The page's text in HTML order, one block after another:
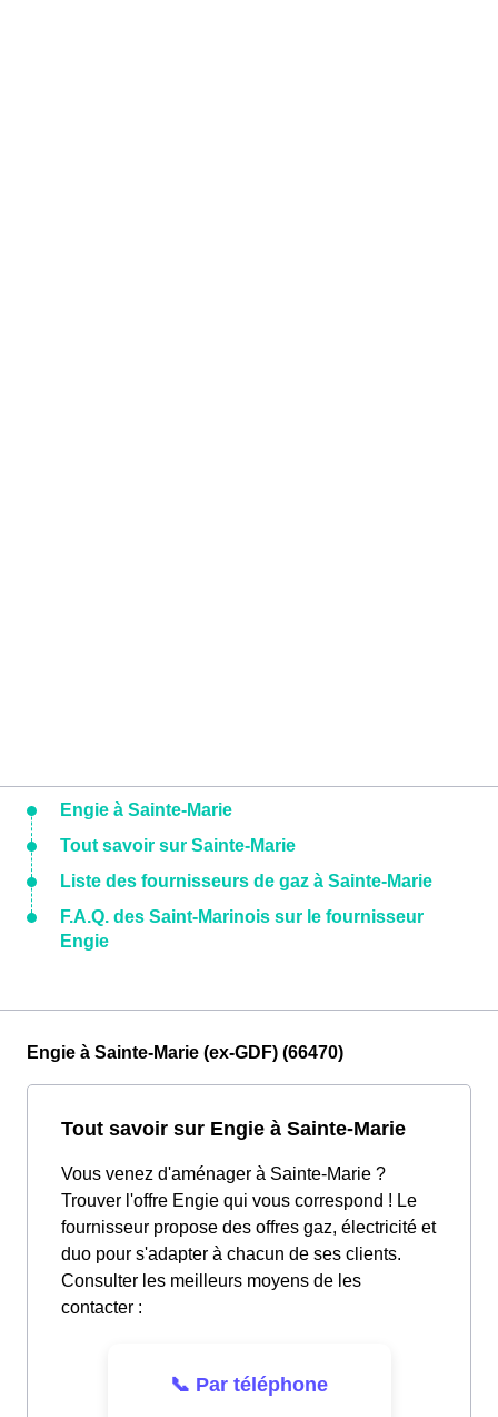
Engie à Sainte-Marie
Tout savoir sur Sainte-Marie
Liste des fournisseurs de gaz à Sainte-Marie
F.A.Q. des Saint-Marinois sur le fournisseur
Engie
Engie à Sainte-Marie (ex-GDF) (66470)
Tout savoir sur Engie à Sainte-Marie
Vous venez d'aménager à Sainte-Marie ?
Trouver l'offre Engie qui vous correspond ! Le
fournisseur propose des offres gaz, électricité et
duo pour s'adapter à chacun de ses clients.
Consulter les meilleurs moyens de les
contacter :
📞 Par téléphone